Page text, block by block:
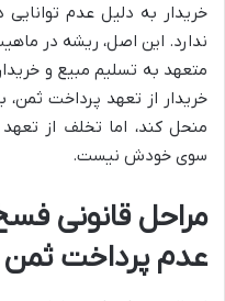
خریدار به دلیل عدم
ندارد. این اصل، ریشه در
متعهد به تسلیم مبیع و
خریدار از تعهد پرداخت
منحل کند، اما تخلف از تعهد
سوی خودش نیست.
مراحل قانونی
عدم پرداخت ثمن